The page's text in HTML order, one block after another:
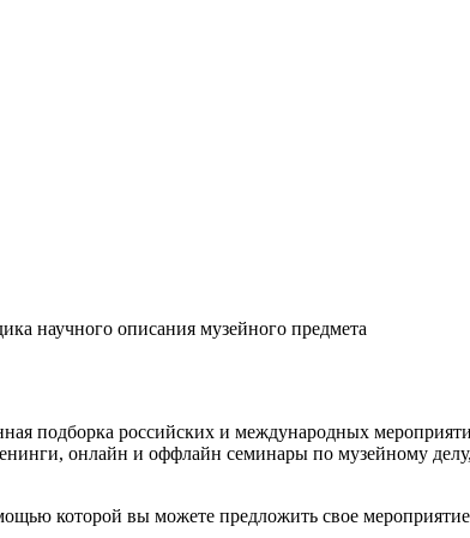
научного описания музейного предмета
подборка российских и международных
онлайн и оффлайн семинары по музейному
которой вы можете предложить свое